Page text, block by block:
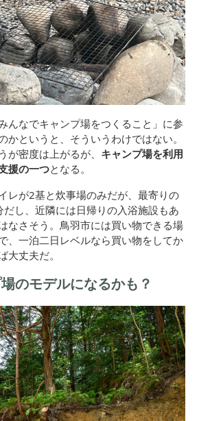
んなでキャンプ場をつくること」に参
かというと、そういうわけではない。
が密度は上がるが、 キャンプ場を利用
援の一つとなる。
レが2基と炊事場のみだが、最寄りの
し、近隣には日帰りの入浴施設もあ
なさそう。鳥羽市には買い物できる場
、一泊二日レベルなら買い物をしてか
大丈夫だ。
のモデルになるかも？